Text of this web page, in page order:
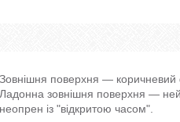
Зовнішня поверхня — коричневий
Ладонна зовнішня поверхня —
неопрен із "відкритою часом".